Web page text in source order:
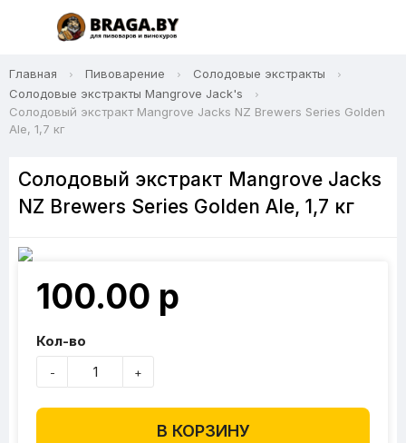
Главная Пивоварение
Солодовые экстракты
Солодовые экстракты Mangrove Jack's
Солодовый экстракт Mangrove Jacks NZ Brewers Series Golden
Ale, 1,7 кг
Солодовый экстракт Mangrove Jacks
NZ Brewers Series Golden Ale, 1,7 кг
100.00 р
Кол-во
- +
В КОРЗИНУ